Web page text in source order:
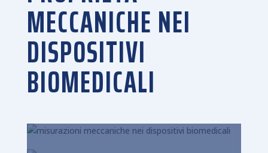
MECCANICHE NEI
DISPOSITIVI
BIOMEDICALI